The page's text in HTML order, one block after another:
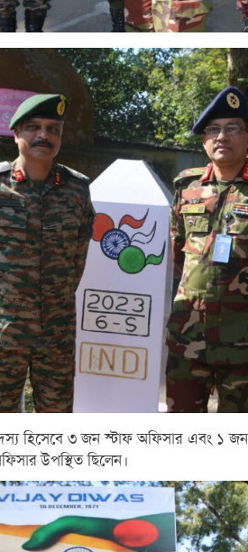
হিসেবে ৩ জন স্টাফ অফিসার এবং ১ জন
উপস্থিত ছিলেন।